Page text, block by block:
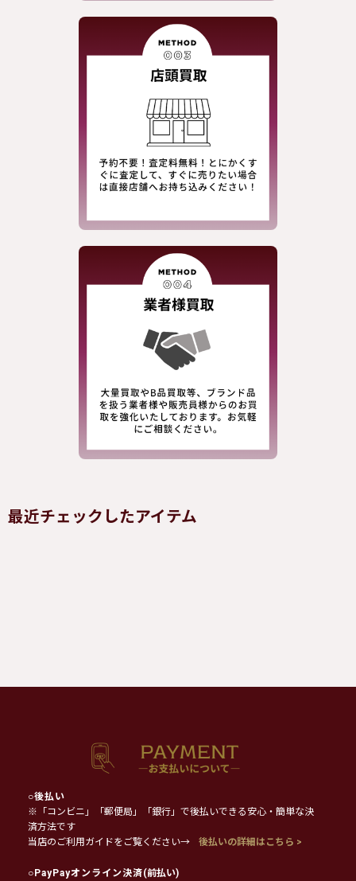
最近チェックしたアイテム
○後払い
※「コンビニ」「郵便局」「銀行」で後払いできる安心・簡単な決
済方法です
当店のご利用ガイドをご覧ください→
後払いの詳細はこちら >
○PayPayオンライン決済(前払い)